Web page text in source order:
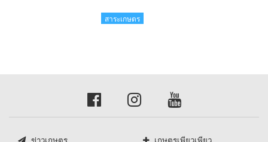
สาระเกษตร